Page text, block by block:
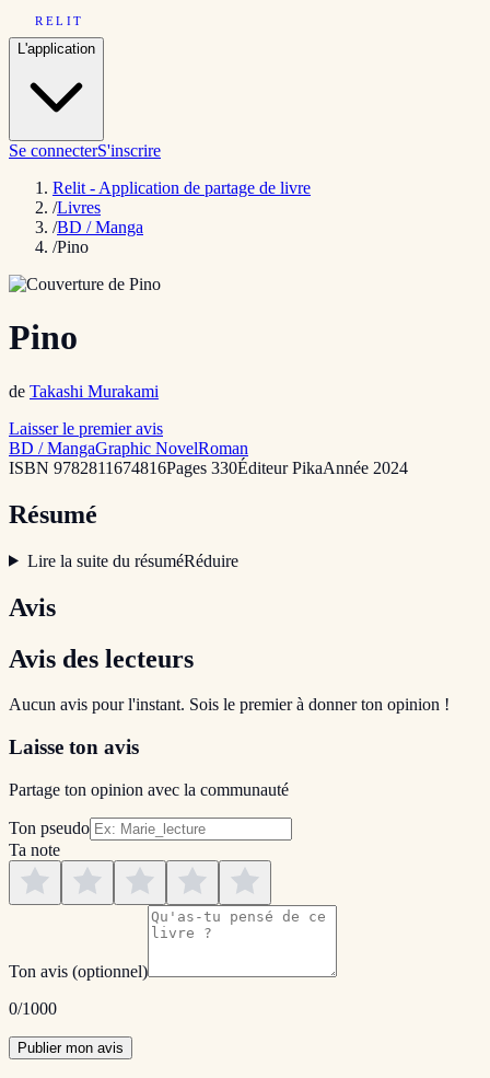
RELIT
L'application
Se connecterS'inscrire
Relit - Application de partage de livre
/Livres
/BD / Manga
/Pino
Pino
de Takashi Murakami
Laisser le premier avis
BD / MangaGraphic NovelRoman
ISBN 9782811674816Pages 330ÉditeurPikaAnnée 2024
Résumé
Lire la suite du résuméRéduire
Avis
Avis des lecteurs
Aucun avis pour l'instant. Sois le premier à donner ton opinion !
Laisse ton avis
Partage ton opinion avec la communauté
Ton pseudo
Ta note
Ton avis (optionnel)
0/1000
Publier mon avis